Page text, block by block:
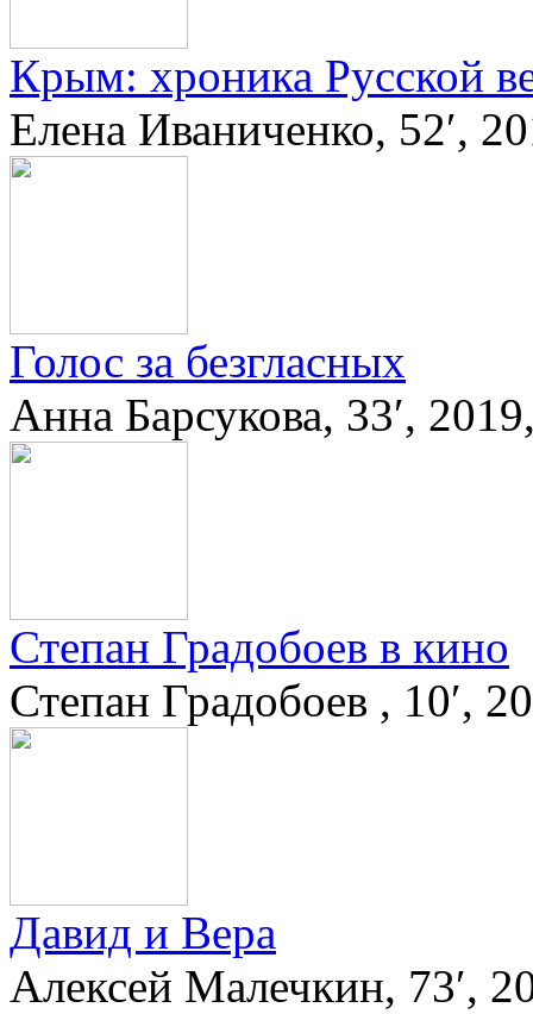
Крым: хроника Русской
Елена Иваниченко, 52′,
Голос за безгласных
Анна Барсукова, 33′,
Степан Градобоев в кино
Степан Градобоев , 10′,
Давид и Вера
Алексей Малечкин, 73′,